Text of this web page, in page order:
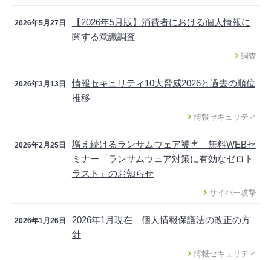
2026年5月27日
【2026年5月版】消費者における個人情報に
関する意識調査
調査
2026年3月13日
情報セキュリティ10大脅威2026と過去の順位
推移
情報セキュリティ
2026年2月25日
増え続けるランサムウェア被害 無料WEBセ
ミナー「ランサムウェア対策に有効なゼロト
ラスト」のお知らせ
サイバー攻撃
2026年1月26日
2026年1月現在 個人情報保護法の改正の方
針
情報セキュリティ